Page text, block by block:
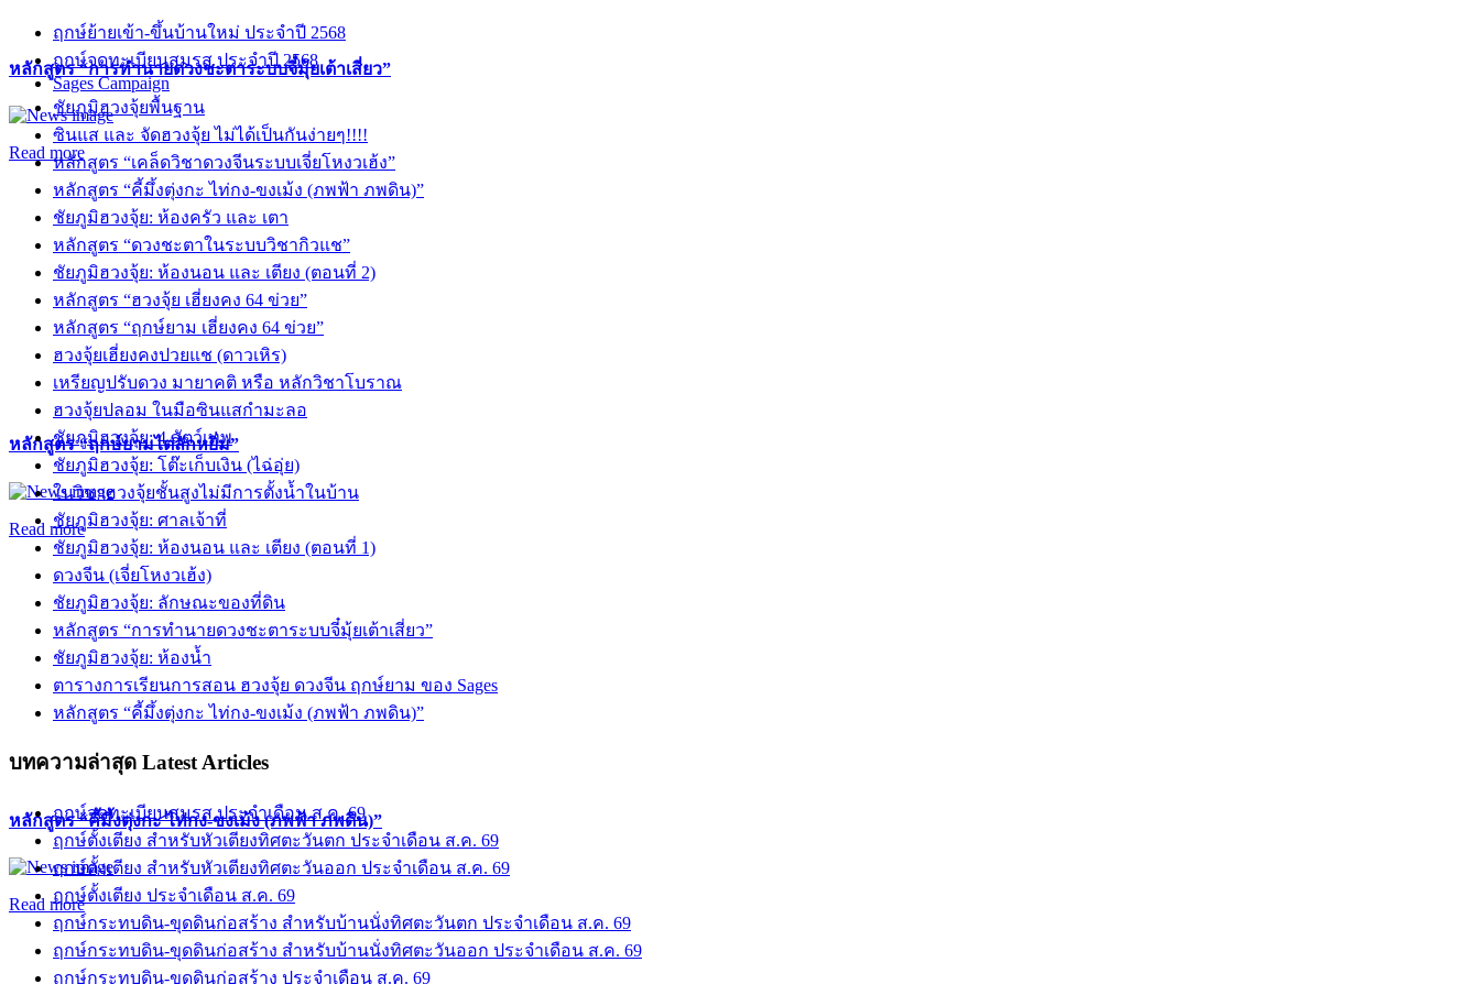
หลักสูตร “การทำนายดวงชะตาระบบจี๋มุ้ยเต้าเสี่ยว”
Read more
หลักสูตร “ฤกษ์ยามไต่ลักหยิ่ม”
Read more
หลักสูตร “คี้มึ้งตุ่งกะ ไท่กง-ขงเม้ง (ภพฟ้า ภพดิน)”
Read more
ฤกษ์ย้ายเข้า-ขึ้นบ้านใหม่ ประจำปี 2568
ฤกษ์จดทะเบียนสมรส ประจำปี 2568
Sages Campaign
ชัยภูมิฮวงจุ้ยพื้นฐาน
ซินแส และ จัดฮวงจุ้ย ไม่ได้เป็นกันง่ายๆ!!!!
หลักสูตร “เคล็ดวิชาดวงจีนระบบเจี่ยโหงวเฮ้ง”
หลักสูตร “คี้มึ้งตุ่งกะ ไท่กง-ขงเม้ง (ภพฟ้า ภพดิน)”
ชัยภูมิฮวงจุ้ย: ห้องครัว และ เตา
หลักสูตร “ดวงชะตาในระบบวิชากิวแช”
ชัยภูมิฮวงจุ้ย: ห้องนอน และ เตียง (ตอนที่ 2)
หลักสูตร “ฮวงจุ้ย เฮี่ยงคง 64 ข่วย”
หลักสูตร “ฤกษ์ยาม เฮี่ยงคง 64 ข่วย”
ฮวงจุ้ยเฮี่ยงคงปวยแช (ดาวเหิร)
เหรียญปรับดวง มายาคติ หรือ หลักวิชาโบราณ
ฮวงจุ้ยปลอม ในมือซินแสกำมะลอ
ชัยภูมิฮวงจุ้ย: 4 สัตว์เทพ
ชัยภูมิฮวงจุ้ย: โต๊ะเก็บเงิน (ไฉ่อุ่ย)
ในวิชาฮวงจุ้ยชั้นสูงไม่มีการตั้งน้ำในบ้าน
ชัยภูมิฮวงจุ้ย: ศาลเจ้าที่
ชัยภูมิฮวงจุ้ย: ห้องนอน และ เตียง (ตอนที่ 1)
ดวงจีน (เจี่ยโหงวเฮ้ง)
ชัยภูมิฮวงจุ้ย: ลักษณะของที่ดิน
หลักสูตร “การทำนายดวงชะตาระบบจี๋มุ้ยเต้าเสี่ยว”
ชัยภูมิฮวงจุ้ย: ห้องน้ำ
ตารางการเรียนการสอน ฮวงจุ้ย ดวงจีน ฤกษ์ยาม ของ Sages
หลักสูตร “คี้มึ้งตุ่งกะ ไท่กง-ขงเม้ง (ภพฟ้า ภพดิน)”
บทความล่าสุด Latest Articles
ฤกษ์จดทะเบียนสมรส ประจำเดือน ส.ค. 69
ฤกษ์ตั้งเตียง สำหรับหัวเตียงทิศตะวันตก ประจำเดือน ส.ค. 69
ฤกษ์ตั้งเตียง สำหรับหัวเตียงทิศตะวันออก ประจำเดือน ส.ค. 69
ฤกษ์ตั้งเตียง ประจำเดือน ส.ค. 69
ฤกษ์กระทบดิน-ขุดดินก่อสร้าง สำหรับบ้านนั่งทิศตะวันตก ประจำเดือน ส.ค. 69
ฤกษ์กระทบดิน-ขุดดินก่อสร้าง สำหรับบ้านนั่งทิศตะวันออก ประจำเดือน ส.ค. 69
ฤกษ์กระทบดิน-ขุดดินก่อสร้าง ประจำเดือน ส.ค. 69